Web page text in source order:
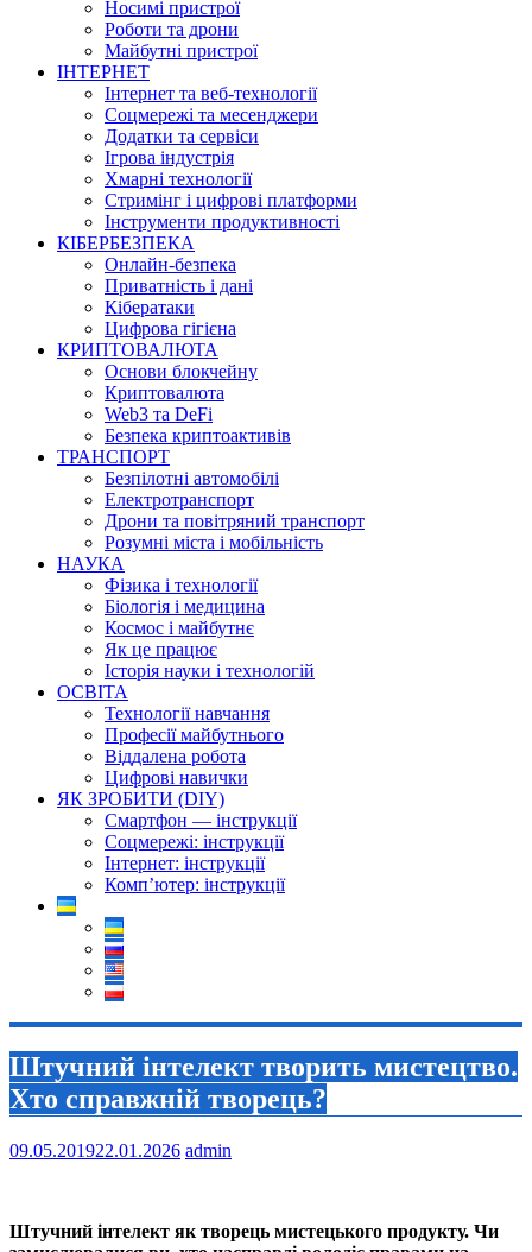
Носимі пристрої
Роботи та дрони
Майбутні пристрої
ІНТЕРНЕТ
Інтернет та веб-технології
Соцмережі та месенджери
Додатки та сервіси
Ігрова індустрія
Хмарні технології
Стримінг і цифрові платформи
Інструменти продуктивності
КІБЕРБЕЗПЕКА
Онлайн-безпека
Приватність і дані
Кібератаки
Цифрова гігієна
КРИПТОВАЛЮТА
Основи блокчейну
Криптовалюта
Web3 та DeFi
Безпека криптоактивів
ТРАНСПОРТ
Безпілотні автомобілі
Електротранспорт
Дрони та повітряний транспорт
Розумні міста і мобільність
НАУКА
Фізика і технології
Біологія і медицина
Космос і майбутнє
Як це працює
Історія науки і технологій
ОСВІТА
Технології навчання
Професії майбутнього
Віддалена робота
Цифрові навички
ЯК ЗРОБИТИ (DIY)
Смартфон — інструкції
Соцмережі: інструкції
Інтернет: інструкції
Комп’ютер: інструкції
Штучний інтелект творить мистецтво.
Хто справжній творець?
09.05.201922.01.2026 admin
Штучний інтелект як творець мистецького продукту. Чи